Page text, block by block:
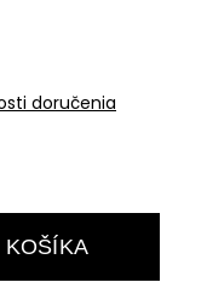
doručenia
KOŠÍKA